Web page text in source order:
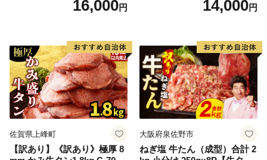
60] 肉 牛肉 精肉 牛たん 牛タ
厚切り タン
16,000円 14,000円
佐賀県上峰町
【訳あり】《訳あり》極厚 8
大阪府泉佐野市
ねぎ塩 牛たん（成型）合計 2